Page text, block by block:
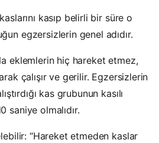
kasıp belirli bir süre o
egzersizlerin genel adıdır.
eklemlerin hiç hareket etmez,
çalışır ve gerilir. Egzersizlerin
kas grubunun kasılı
saniye olmalıdır.
“Hareket etmeden kaslar